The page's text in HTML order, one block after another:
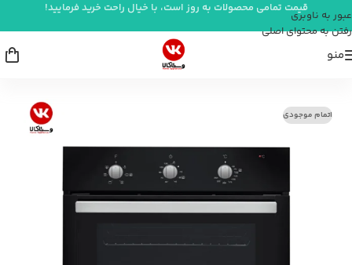
عبور به ناوبری
رفتن به محتوای اصلی
قیمت تمامی محصولات به روز است، با خیال راحت خرید فرمایید!
منو
اتمام موجودی